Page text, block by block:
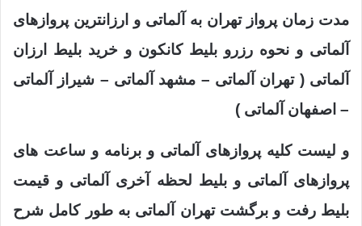
مدت زمان پرواز تهران به آلماتی و ارزانترین پروازهای
آلماتی و نحوه رزرو بلیط کانکون و خرید بلیط ارزان
آلماتی ( تهران آلماتی – مشهد آلماتی – شیراز آلماتی
– اصفهان آلماتی )
و لیست کلیه پروازهای آلماتی و برنامه و ساعت های
پروازهای آلماتی و بلیط لحظه آخری آلماتی و قیمت
بلیط رفت و برگشت تهران آلماتی به طور کامل شرح